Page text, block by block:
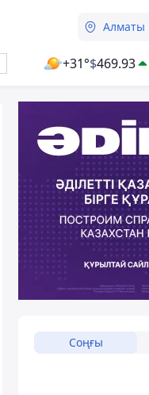
Алматы
+31°$469.93
Соңғы